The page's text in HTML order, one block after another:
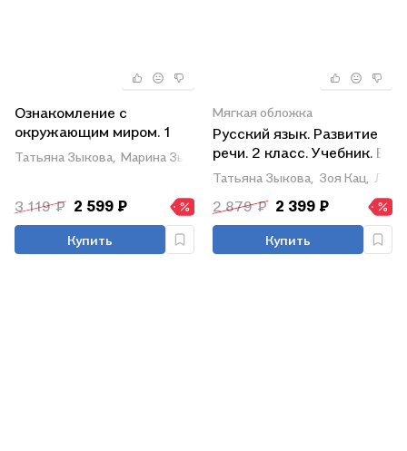
Ознакомление с
окружающим миром. 1
класс: учебник для
общеобразовательных
реализующих
адаптированнные
основные
Татьяна Зыкова, Марина Зыкова
3 119 ₽ 2 599 ₽
Купить
Мягкая обложка
Русский язык. Развитие
речи. 2 класс. Учебник. В
2-х частях. Часть 1
Татьяна Зыкова, Зоя Кац,
2 879 ₽ 2 399 ₽
Купить